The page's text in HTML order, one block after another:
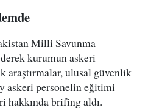
Milli Savunma
kurumun askeri
araştırmalar, ulusal güvenlik
askeri personelin eğitimi
hakkında brifing aldı.